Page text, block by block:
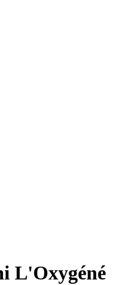
L'Oxygéné